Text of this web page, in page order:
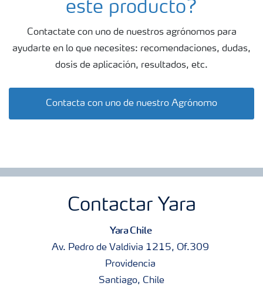
disminuye la necesidad de repetir aplicaciones, de forma
aplicar junto con agroquímicos, una característica que
también ahorra tiempo y dinero. Igual o aun más
este producto?
Contactate con uno de nuestros agrónomos para
ayudarte en lo que necesites: recomendaciones, dudas,
dosis de aplicación, resultados, etc.
Contacta con uno de nuestro Agrónomo
Contactar Yara
Yara Chile
Av. Pedro de Valdivia 1215, Of.309
Providencia
Santiago, Chile